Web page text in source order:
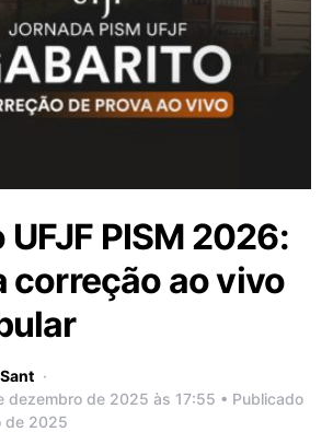
PISM 2026:
correção ao vivo
dezembro de 2025 às 17:55 • Publicado
de 2025